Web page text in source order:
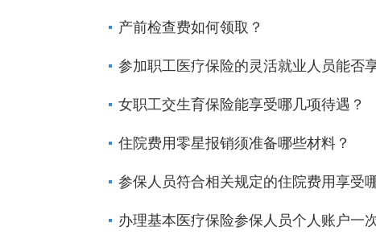
产前检查费如何领取？
女职工交生育保险能享受哪几项待遇？
住院费用零星报销须准备哪些材料？